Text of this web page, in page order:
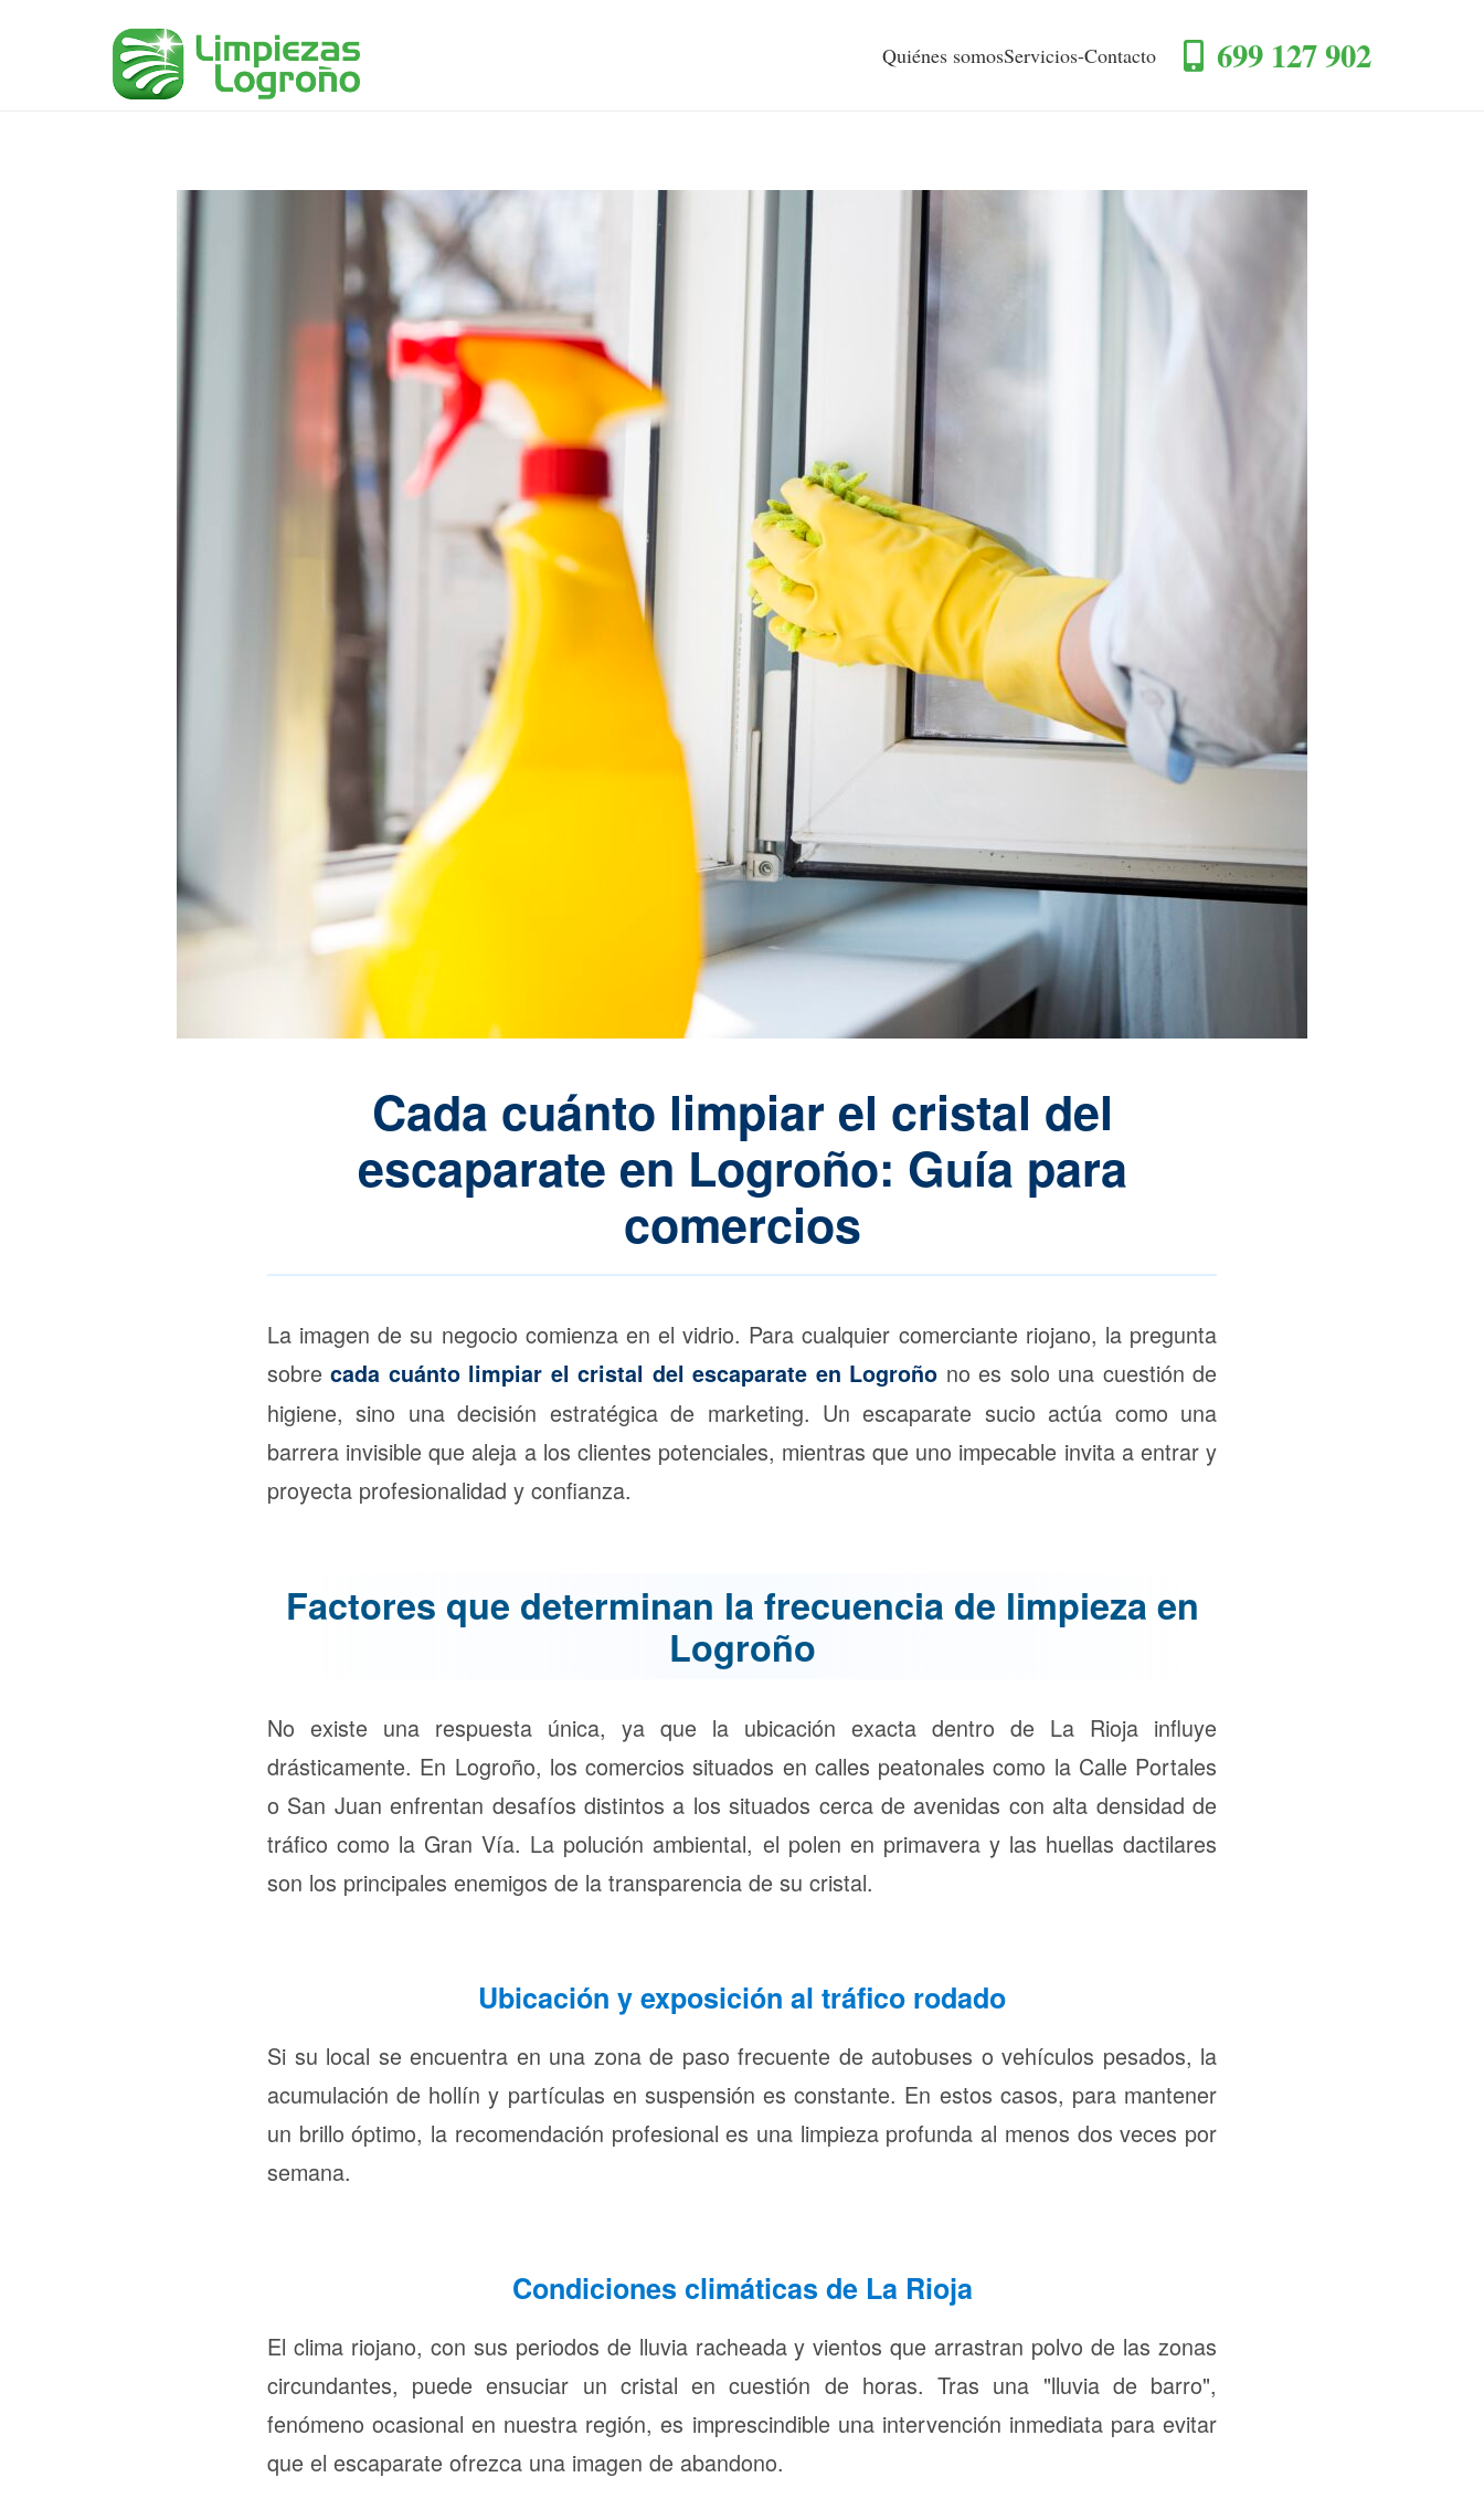
Quiénes somosServicios-Contacto 699 127 902
Cada cuánto limpiar el cristal del
escaparate en Logroño: Guía para
comercios
La imagen de su negocio comienza en el vidrio. Para cualquier comerciante riojano, la pregunta
sobrecada cuánto limpiar el cristal del escaparate en Logroño no es solo una cuestión de
higiene, sino una decisión estratégica de marketing. Un escaparate sucio actúa como una
barrera invisible que aleja a los clientes potenciales, mientras que uno impecable invita a entrar y
proyecta profesionalidad y confianza.
Factores que determinan la frecuencia de limpieza en
Logroño
No existe una respuesta única, ya que la ubicación exacta dentro de La Rioja influye
drásticamente. En Logroño, los comercios situados en calles peatonales como la Calle Portales
o San Juan enfrentan desafíos distintos a los situados cerca de avenidas con alta densidad de
tráfico como la Gran Vía. La polución ambiental, el polen en primavera y las huellas dactilares
son los principales enemigos de la transparencia de su cristal.
Ubicación y exposición al tráfico rodado
Si su local se encuentra en una zona de paso frecuente de autobuses o vehículos pesados, la
acumulación de hollín y partículas en suspensión es constante. En estos casos, para mantener
un brillo óptimo, la recomendación profesional es una limpieza profunda al menos dos veces por
semana.
Condiciones climáticas de La Rioja
El clima riojano, con sus periodos de lluvia racheada y vientos que arrastran polvo de las zonas
circundantes, puede ensuciar un cristal en cuestión de horas. Tras una "lluvia de barro",
fenómeno ocasional en nuestra región, es imprescindible una intervención inmediata para evitar
que el escaparate ofrezca una imagen de abandono.